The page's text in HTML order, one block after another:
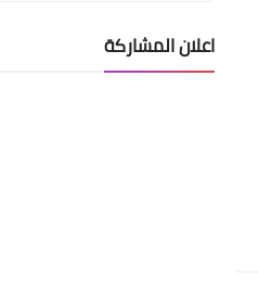
اعلان المشاركة